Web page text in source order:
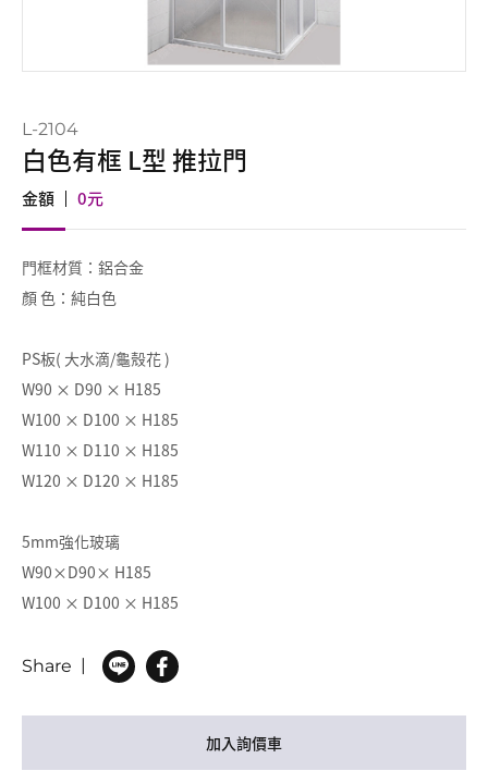
L-2104
白色有框 L型 推拉門
金額 0元
門框材質：鋁合金
顏 色：純白色
PS板( 大水滴/龜殼花 )
W90 × D90 × H185
W100 × D100 × H185
W110 × D110 × H185
W120 × D120 × H185
5mm強化玻璃
W90×D90× H185
W100 × D100 × H185
加入詢價車
Share